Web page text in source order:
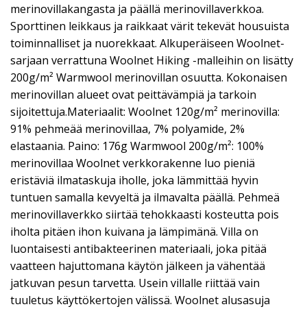
merinovillakangasta ja päällä merinovillaverkkoa.
Sporttinen leikkaus ja raikkaat värit tekevät housuista
toiminnalliset ja nuorekkaat. Alkuperäiseen Woolnet-
sarjaan verrattuna Woolnet Hiking -malleihin on lisätty
200g/m² Warmwool merinovillan osuutta. Kokonaisen
merinovillan alueet ovat peittävämpiä ja tarkoin
sijoitettuja.Materiaalit: Woolnet 120g/m² merinovilla:
91% pehmeää merinovillaa, 7% polyamide, 2%
elastaania. Paino: 176g Warmwool 200g/m²: 100%
merinovillaa Woolnet verkkorakenne luo pieniä
eristäviä ilmataskuja iholle, joka lämmittää hyvin
tuntuen samalla kevyeltä ja ilmavalta päällä. Pehmeä
merinovillaverkko siirtää tehokkaasti kosteutta pois
iholta pitäen ihon kuivana ja lämpimänä. Villa on
luontaisesti antibakteerinen materiaali, joka pitää
vaatteen hajuttomana käytön jälkeen ja vähentää
jatkuvan pesun tarvetta. Usein villalle riittää vain
tuuletus käyttökertojen välissä. Woolnet alusasuja